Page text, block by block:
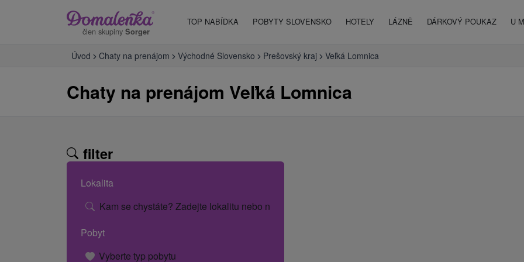
člen skupiny Sorger
TOP NABÍDKA POBYTY SLOVENSKO HOTELY LÁZNĚ DÁRKOVÝ POUKAZ U
Úvod Chaty na prenájom Východné Slovensko Prešovský kraj Veľká Lomnica
Chaty na prenájom Veľká Lomnica
filter
Lokalita
Kam se chystáte? Zadejte lokalitu nebo název hotelu.
Pobyt
Vyberte typ pobytu